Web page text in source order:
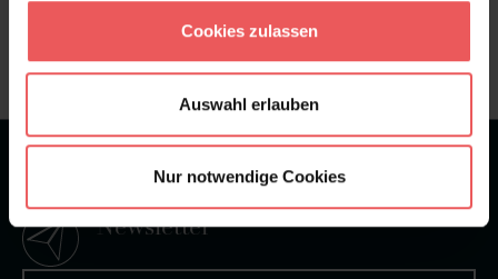
Cookies zulassen
Auswahl erlauben
Nur notwendige Cookies
Bei 1245 Bewertungen
Newsletter